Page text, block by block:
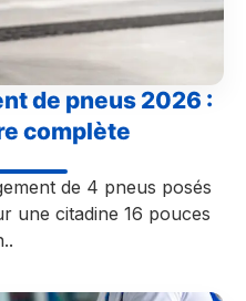
de pneus 2026 :
complète
de 4 pneus posés
une citadine 16 pouces